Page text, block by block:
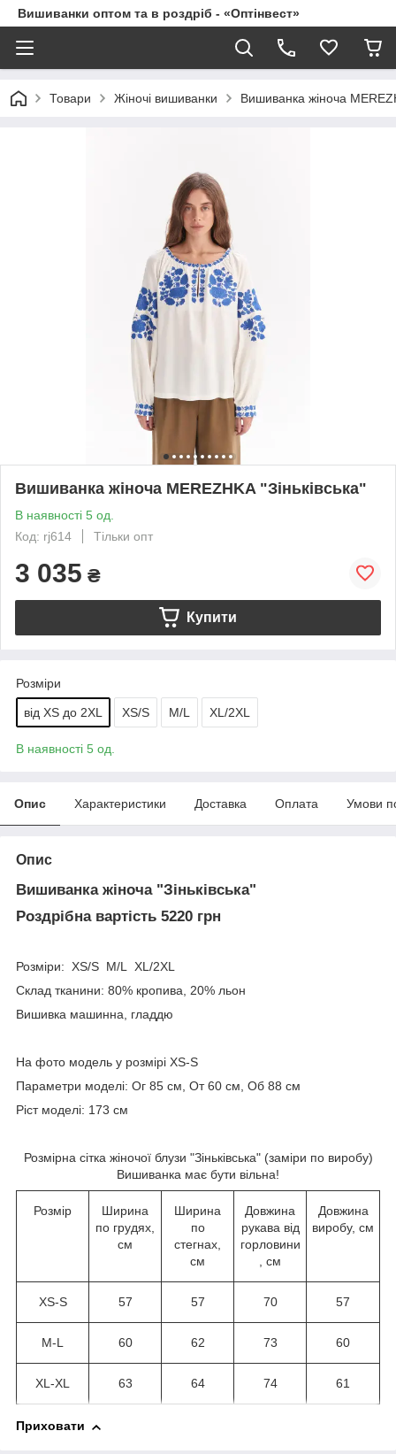
Вишиванки оптом та в роздріб - «Оптінвест»
Товари Жіночі вишиванки Вишиванка жіноча
Вишиванка жіноча MEREZHKA "Зіньківська"
В наявності 5 од.
Код: rj614
Тільки опт
3 035 ₴
Купити
Розміри
від XS до 2XL XS/S M/L XL/2XL
В наявності 5 од.
Опис Характеристики Доставка Оплата Умови
Опис
Вишиванка жіноча "Зіньківська"
Роздрібна вартість 5220 грн
Розміри: XS/S M/L XL/2XL
Склад тканини: 80% кропива, 20% льон
Вишивка машинна, гладдю
На фото модель у розмірі XS-S
Параметри моделі: Ог 85 см, От 60 см, Об 88 см
Ріст моделі: 173 см
Розмірна сітка жіночої блузи "Зіньківська" (заміри по виробу)
Вишиванка має бути вільна!
Розмір
Ширина
по грудях,
см
Ширина
по
стегнах,
см
Довжина
рукава від
горловини
, см
Довжина
виробу, см
XS-S 57 57 70 57
M-L 60 62 73 60
XL-XL 63 64 74 61
Приховати